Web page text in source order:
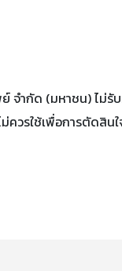
จำกัด (มหาชน) ไ
วรใช้เพื่อการตัดสินใ